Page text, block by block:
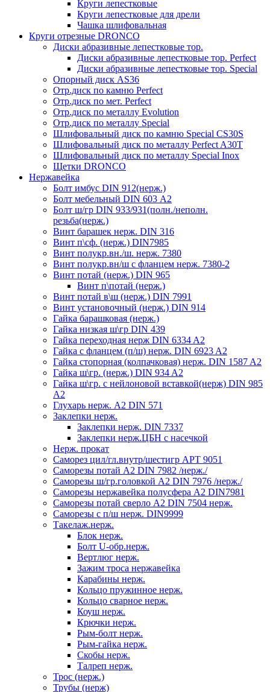
Круги лепестковые
Круги лепестковые для дрели
Чашка шлифовальная
Круги отрезные DRONCO
Диски абразивные лепестковые тор.
Диски абразивные лепестковые тор. Perfect
Диски абразивные лепестковые тор. Speciаl
Опорный диск AS36
Отр.диск по камню Perfect
Отр.диск по мет. Perfect
Отр.диск по металлу Evolution
Отр.диск по металлу Special
Шлифовальный диск по камню Special CS30S
Шлифовальный диск по металлу Perfect A30T
Шлифовальный диск по металлу Special Inox
Щетки DRONCO
Нержавейка
Болт имбус DIN 912(нерж.)
Болт мебельный DIN 603 А2
Болт ш/гр DIN 933/931(полн./неполн.
резьба(нерж.)
Винт барашек нерж. DIN 316
Винт п\сф. (нерж.) DIN7985
Винт полукр.вн./ш. нерж. 7380
Винт полукр.вн/ш с фланцем нерж. 7380-2
Винт потай (нерж.) DIN 965
Винт п\потай (нерж.)
Винт потай в\ш (нерж.) DIN 7991
Винт установочный (нерж.) DIN 914
Гайка барашковая (нерж.)
Гайка низкая ш\гр DIN 439
Гайка переходная нерж DIN 6334 A2
Гайка с фланцем (п/ш) нерж. DIN 6923 A2
Гайка стопорная (колпачковая) нерж. DIN 1587 A2
Гайка ш\гр. (нерж.) DIN 934 A2
Гайка ш\гр. с нейлоновой вставкой(нерж) DIN 985
A2
Глухарь нерж. А2 DIN 571
Заклепки нерж.
Заклепки нерж. DIN 7337
Заклепки нерж.ЦБН с насечкой
Нерж. прокат
Саморез цил/гл.внутр/шестигр АРТ 9051
Саморезы потай А2 DIN 7982 /нерж./
Саморезы ш/гр.головкой А2 DIN 7976 /нерж./
Саморезы нержавейка полусфера А2 DIN7981
Саморезы потай сверло А2 DIN 7504 нерж.
Саморезы с п/ш нерж. DIN9999
Такелаж.нерж.
Блок нерж.
Болт U-обр.нерж.
Вертлюг нерж.
Зажим троса нержавейка
Карабины нерж.
Кольцо пружинное нерж.
Кольцо сварное нерж.
Коуш нерж.
Крючки нерж.
Рым-болт нерж.
Рым-гайка нерж.
Скобы нерж.
Талреп нерж.
Трос (нерж.)
Трубы (нерж)